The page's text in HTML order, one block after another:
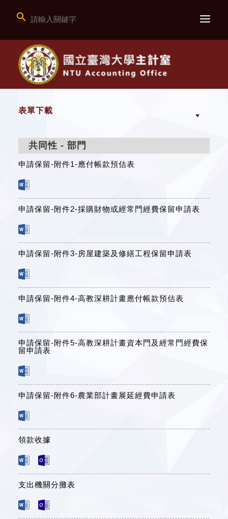

表單下載
共同性 - 部門
申請保留-附件1-應付帳款預估表
申請保留-附件2-採購財物或經常門經費保留申請表
申請保留-附件3-房屋建築及修繕工程保留申請表
申請保留-附件4-高教深耕計畫應付帳款預估表
申請保留-附件5-高教深耕計畫資本門及經常門經費保
留申請表
申請保留-附件6-農業部計畫展延經費申請表
領款收據
支出機關分攤表